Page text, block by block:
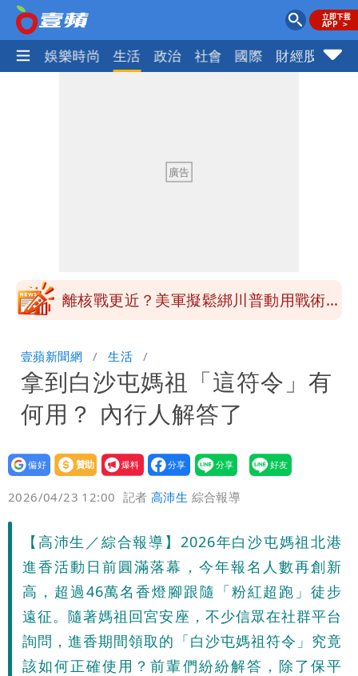
熱門 娛樂時尚 生活 政治 社會 國際 財經股市
姜厚任自爆「和女友前夫是好友」 駁斥
孫戀」 75歲男星傻淪小王一場空
離核戰更近？美軍擬鬆綁川普動用戰術性
周溼答答
Tim哥慘成淹水戶 貨物及電腦全泡水！
他崩潰喊完蛋
黑面嫁女席開200桌搞成演唱會 她嫌高
調轉為感動「這是他愛我的方式」
以色列媒體驚爆：伊朗最高領袖緊急送醫
台北山區升級「大豪雨」！基隆北海岸逢
大潮 恐海水倒灌
澎湖13兒女擠住10坪屋 媽帶補助款離
家！縣府出手了
經紀人強吻女藝人「我又沒伸舌頭」 連
法官都怒了：相當噁心
桃園復興宣布今停班課！全台放假情形一
次看
慈濟遭詐10億 他點名顏博文下台：認
壹蘋新聞網 生活
拿到白沙屯媽祖「這符令」有
何用？ 內行人解答了
設為
贊助
我要
爆料
2026/04/23 12:00 記者高沛生 綜合報導
【高沛生／綜合報導】2026年白沙屯媽祖北港
進香活動日前圓滿落幕，今年報名人數再創新
高，超過46萬名香燈腳跟隨「粉紅超跑」徒步
遠征。隨著媽祖回宮安座，不少信眾在社群平台
詢問，進香期間領取的「白沙屯媽祖符令」究竟
該如何正確使用？前輩們紛紛解答，除了保平